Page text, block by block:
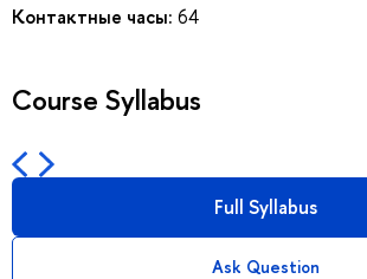
Контактные часы: 64
Course Syllabus
Full Syllabus
Ask Question